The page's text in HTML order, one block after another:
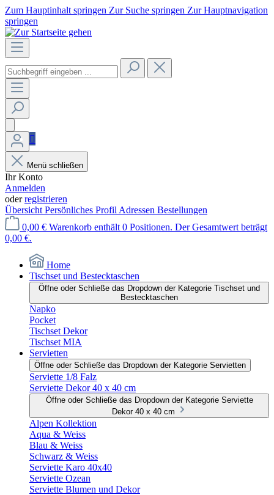
Zum Hauptinhalt springen Zur Suche springen Zur Hauptnavigation
springen
Menü schließen
Ihr Konto
Anmelden
oderregistrieren
Übersicht Persönliches Profil Adressen Bestellungen
0,00 € Warenkorb enthält 0 Positionen. Der Gesamtwert beträgt
0,00 €.
Home
Tischset und Bestecktaschen
Öffne oder Schließe das Dropdown der Kategorie Tischset und
Bestecktaschen
Napko
Pocket
Tischset Dekor
Tischset MIA
Servietten
Öffne oder Schließe das Dropdown der Kategorie Servietten
Serviette 1/8 Falz
Serviette Dekor 40 x 40 cm
Öffne oder Schließe das Dropdown der Kategorie Serviette
Dekor 40 x 40 cm
Alpen Kollektion
Aqua & Weiss
Blau & Weiss
Schwarz & Weiss
Serviette Karo 40x40
Serviette Ozean
Serviette Blumen und Dekor